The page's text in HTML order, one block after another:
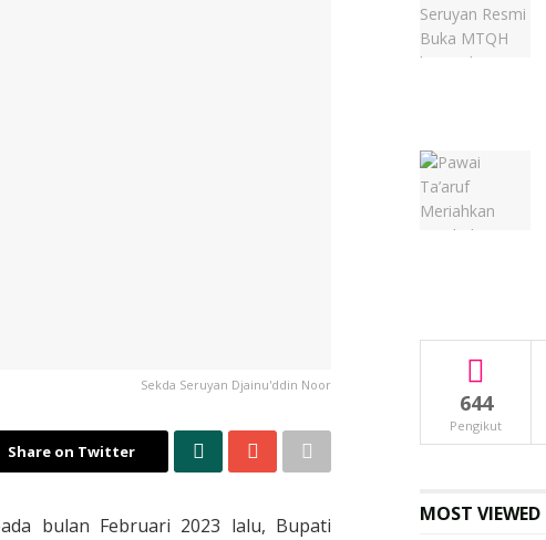
Sekda Seruyan Djainu'ddin Noor
Share on Twitter
bulan Februari 2023 lalu, Bupati
644
Pengikut
MOST VIEWED